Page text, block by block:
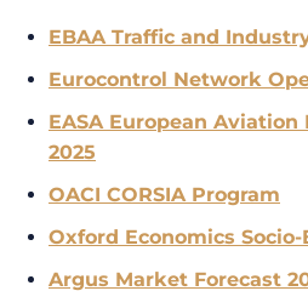
EBAA Traffic and
Eurocontrol Network
EASA European
2025
OACI CORSIA Program
Oxford Economics
Argus Market Forecast